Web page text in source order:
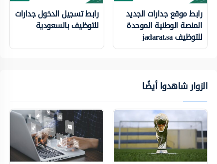
رابط موقع جدارات الجديد
المنصة الوطنية الموحدة
للتوظيف jadarat.sa
رابط تسجيل الدخول جدارات
للتوظيف بالسعودية
الزوار شاهدوا أيضًا